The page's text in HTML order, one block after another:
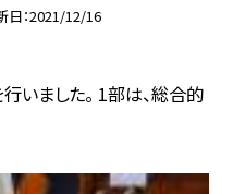
日 2021/12/16
いました。 1部は、総合的